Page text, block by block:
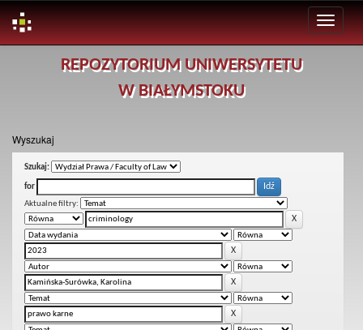
REPOZYTORIUM UNIWERSYTETU
W BIAŁYMSTOKU
Wyszukaj
Szukaj:
for
Aktualne filtry: